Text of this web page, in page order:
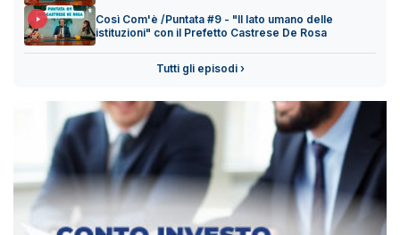
Così Com'è /Puntata #9 - "Il lato umano delle
istituzioni" con il Prefetto Castrese De Rosa
Tutti gli episodi ›